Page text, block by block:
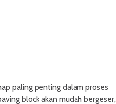
paling penting dalam proses
block akan mudah bergeser,